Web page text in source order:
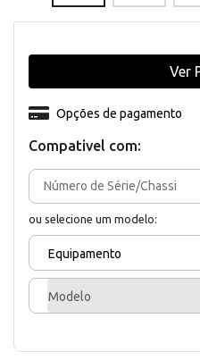
Compativel com:
ou selecione um modelo:
Equipamento
Modelo
Opções de pagamento
Ver